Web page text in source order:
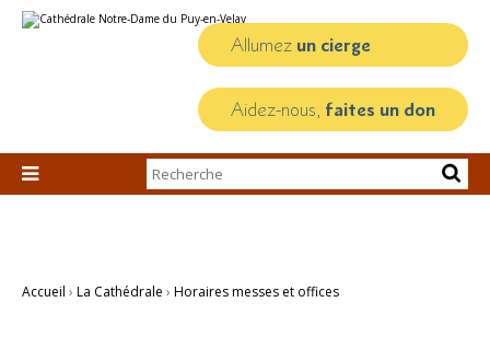
au
personnels
Allumez un cierge
Aidez-nous, faites un don

Chercher par
Recherche
Accueil › La Cathédrale › Horaires messes et offices